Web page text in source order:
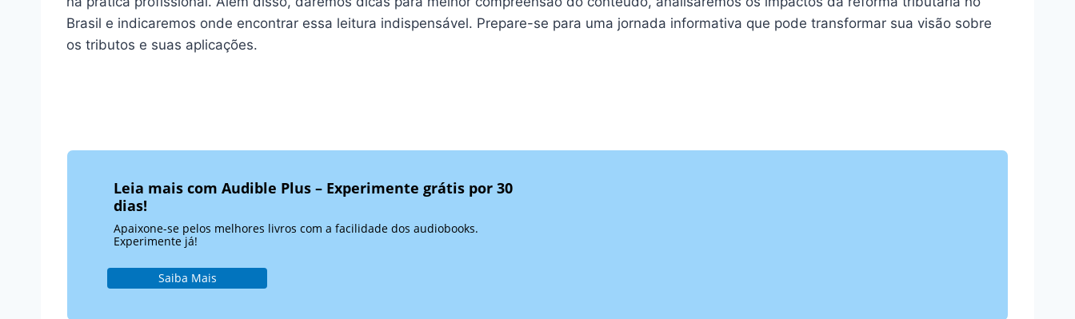
Brasil e indicaremos onde encontrar essa leitura indispensável. Prepare-se para uma jornada informativa que pode transformar sua visão sobre
os tributos e suas aplicações.
Leia mais com Audible Plus – Experimente grátis por 30
dias!
Apaixone-se pelos melhores livros com a facilidade dos audiobooks.
Experimente já!
Saiba Mais